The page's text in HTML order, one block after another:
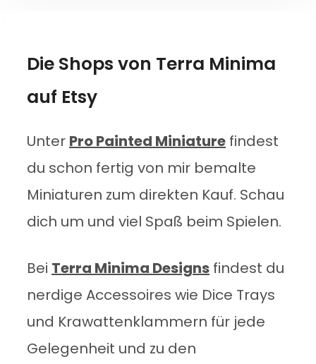
Die Shops von Terra Minima
auf Etsy
Unter Pro Painted Miniature findest
du schon fertig von mir bemalte
Miniaturen zum direkten Kauf. Schau
dich um und viel Spaß beim Spielen.
Bei Terra Minima Designs findest du
nerdige Accessoires wie Dice Trays
und Krawattenklammern für jede
Gelegenheit und zu den